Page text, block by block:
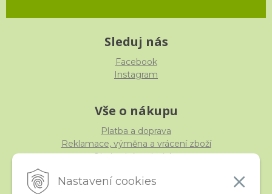
Nastavení cookies
Sleduj nás
Facebook
Instagram
Vše o nákupu
Platba a doprava
Reklamace, výměna a vrácení zboží
Obchodní podmínky